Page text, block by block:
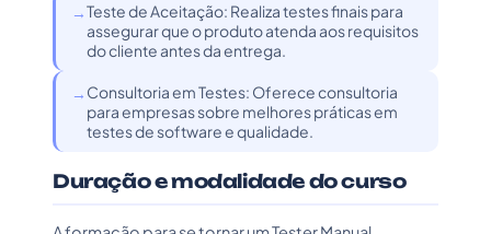
Teste de Aceitação: Realiza testes finais para
assegurar que o produto atenda aos requisitos
do cliente antes da entrega.
Consultoria em Testes: Oferece consultoria
para empresas sobre melhores práticas em
testes de software e qualidade.
Duração e modalidade do curso